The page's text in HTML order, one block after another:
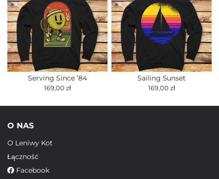
Serving Since ’84
169,00 zł
Sailing Sunset
169,00 zł
O NAS
O Leniwy Kot
Łączność
Facebook